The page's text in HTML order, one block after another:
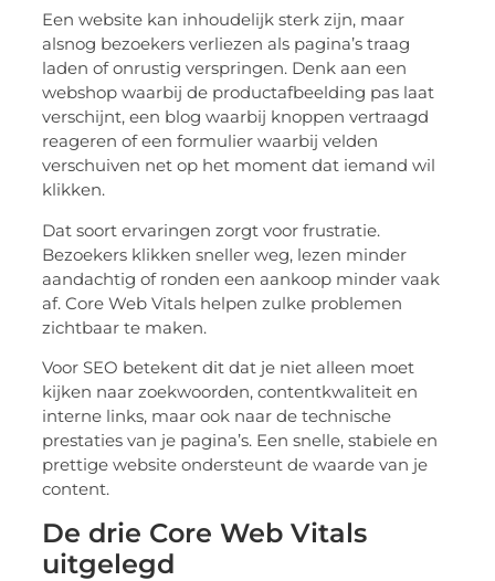
Een website kan inhoudelijk sterk zijn, maar
alsnog bezoekers verliezen als pagina’s traag
laden of onrustig verspringen. Denk aan een
webshop waarbij de productafbeelding pas laat
verschijnt, een blog waarbij knoppen vertraagd
reageren of een formulier waarbij velden
verschuiven net op het moment dat iemand wil
klikken.
Dat soort ervaringen zorgt voor frustratie.
Bezoekers klikken sneller weg, lezen minder
aandachtig of ronden een aankoop minder vaak
af. Core Web Vitals helpen zulke problemen
zichtbaar te maken.
Voor SEO betekent dit dat je niet alleen moet
kijken naar zoekwoorden, contentkwaliteit en
interne links, maar ook naar de technische
prestaties van je pagina’s. Een snelle, stabiele en
prettige website ondersteunt de waarde van je
content.
De drie Core Web Vitals
uitgelegd